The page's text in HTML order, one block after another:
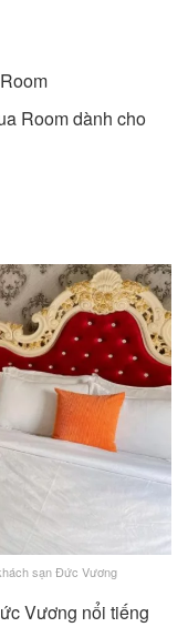
Room dành cho
sạn Đức Vương
Vương nổi tiếng